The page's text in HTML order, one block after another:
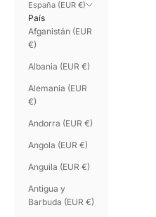
España (EUR €)
País
Afganistán (EUR
€)
Albania (EUR €)
Alemania (EUR
€)
Andorra (EUR €)
Angola (EUR €)
Anguila (EUR €)
Antigua y
Barbuda (EUR €)